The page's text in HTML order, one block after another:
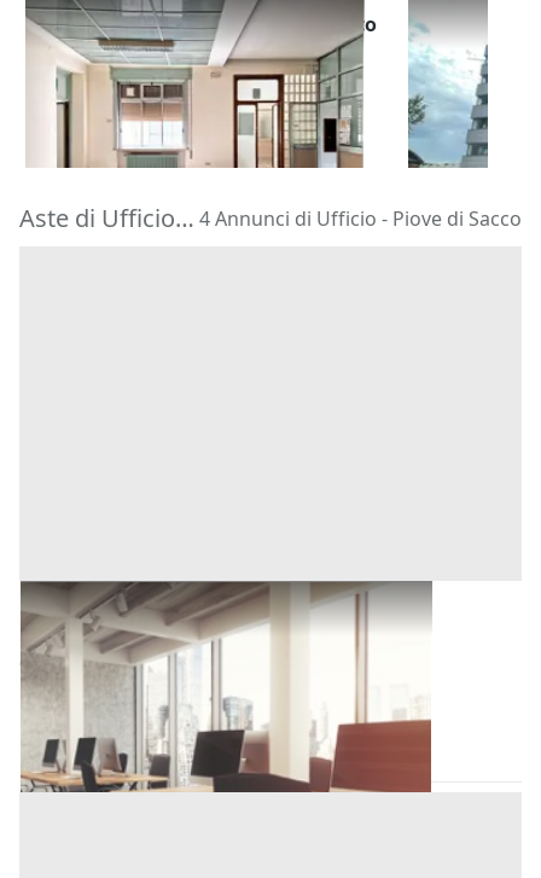
Asta Blocco uffici pubblici in edifico
polifunzionale
Rovigo (Rovigo)
92.193 €
24/09/2026
Asta
cortile
Bologna
2.421.424
23/09/2026
Aste di Ufficio Piove di Sacco 4 Annunci di Ufficio - Piove di Sacco
Ufficio all'asta a Padova
Piove di Sacco (Padova)
Offerta minima
67.500 € 90.000 €
Codice asta: AI3620190
Asta chiusa